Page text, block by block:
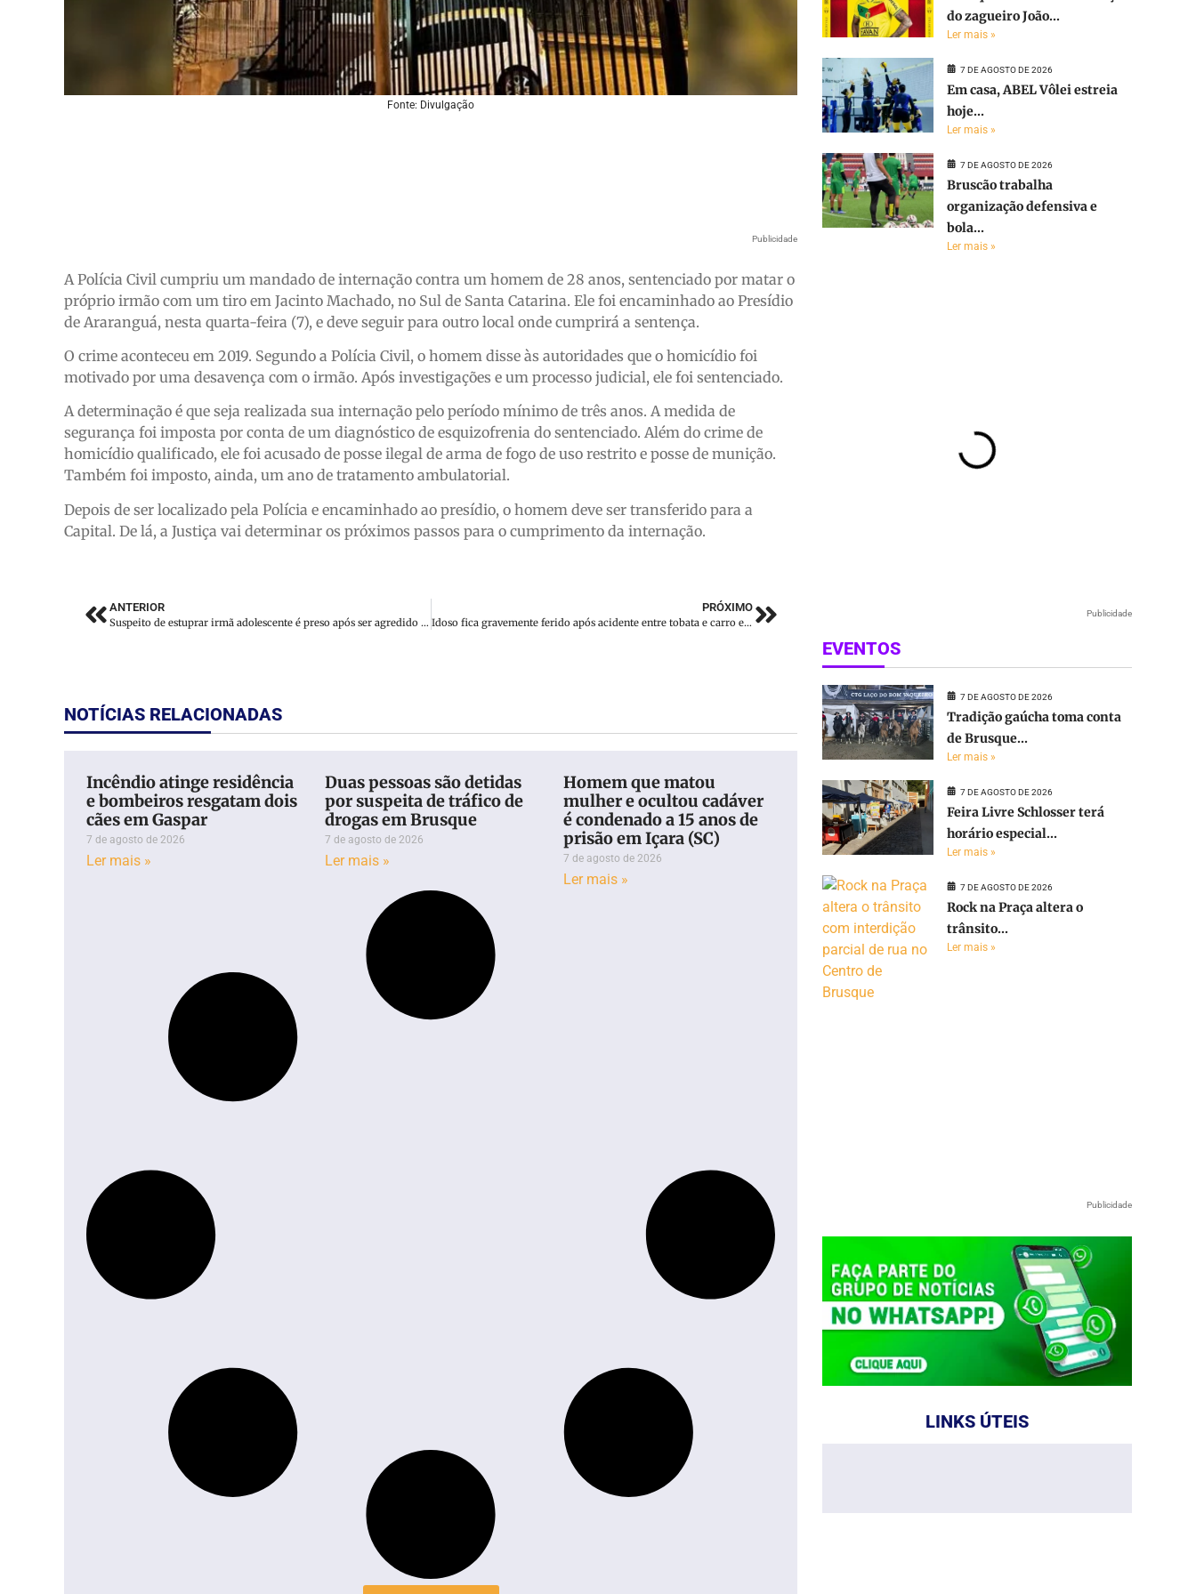
Fonte: Divulgação
Publicidade
A Polícia Civil cumpriu um mandado de internação contra um homem de 28 anos, sentenciado por matar o
próprio irmão com um tiro em Jacinto Machado, no Sul de Santa Catarina. Ele foi encaminhado ao Presídio
de Araranguá, nesta quarta-feira (7), e deve seguir para outro local onde cumprirá a sentença.
O crime aconteceu em 2019. Segundo a Polícia Civil, o homem disse às autoridades que o homicídio foi
motivado por uma desavença com o irmão. Após investigações e um processo judicial, ele foi sentenciado.
A determinação é que seja realizada sua internação pelo período mínimo de três anos. A medida de
segurança foi imposta por conta de um diagnóstico de esquizofrenia do sentenciado. Além do crime de
homicídio qualificado, ele foi acusado de posse ilegal de arma de fogo de uso restrito e posse de munição.
Também foi imposto, ainda, um ano de tratamento ambulatorial.
Depois de ser localizado pela Polícia e encaminhado ao presídio, o homem deve ser transferido para a
Capital. De lá, a Justiça vai determinar os próximos passos para o cumprimento da internação.
ANTERIOR
Suspeito de estuprar irmã adolescente é preso após ser agredido por moradores em SC
PRÓXIMO
Idoso fica gravemente ferido após acidente entre tobata e carro em SC
NOTÍCIAS RELACIONADAS
Incêndio atinge residência
e bombeiros resgatam dois
cães em Gaspar
7 de agosto de 2026
Ler mais »
Duas pessoas são detidas
por suspeita de tráfico de
drogas em Brusque
7 de agosto de 2026
Ler mais »
Homem que matou
mulher e ocultou cadáver
é condenado a 15 anos de
prisão em Içara (SC)
7 de agosto de 2026
Ler mais »
do zagueiro João...
Ler mais »
7 DE AGOSTO DE 2026
Em casa, ABEL Vôlei estreia
hoje...
Ler mais »
7 DE AGOSTO DE 2026
Bruscão trabalha
organização defensiva e
bola...
Ler mais »
Publicidade
EVENTOS
7 DE AGOSTO DE 2026
Tradição gaúcha toma conta
de Brusque...
Ler mais »
7 DE AGOSTO DE 2026
Feira Livre Schlosser terá
horário especial...
Ler mais »
7 DE AGOSTO DE 2026
Rock na Praça altera o
trânsito...
Ler mais »
Publicidade
LINKS ÚTEIS